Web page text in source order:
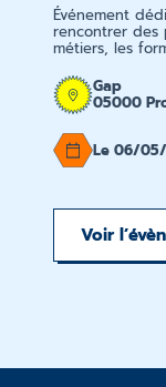
Événement
rencontrer des
métiers, les
Gap
05000
Le 06/05/
Voir